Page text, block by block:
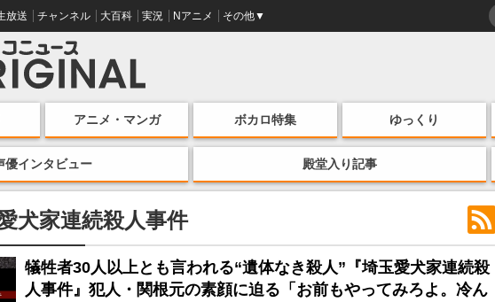
放送 チャンネル 大百科 実況 Nアニメ その他▼
アニメ・マンガ ボカロ特集 ゆっくり
優インタビュー 殿堂入り記事
犬家連続殺人事件
犠牲者30人以上とも言われる“遺体なき殺人”『埼玉愛犬家連続殺
人事件』犯人・関根元の素顔に迫る「お前もやってみろよ。冷ん